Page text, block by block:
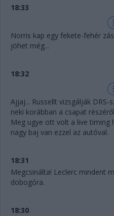
18:33
Norris kap egy fekete-fehér
jöhet még...
18:32
Ajjaj... Russellt vizsgálják
neki korábban a csapat
Meg ugye ott volt a live timing
nagy baj van ezzel az autóval.
18:31
Megcsinálta! Leclerc mindent
dobogóra.
18:30